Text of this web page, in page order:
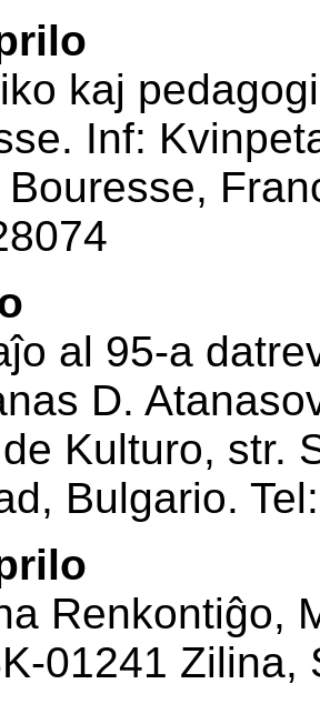
kaj
Inf:
al 95-a
D.
Kulturo, str.
Bulgario.
Renkontiĝo,
01241 Zilina,